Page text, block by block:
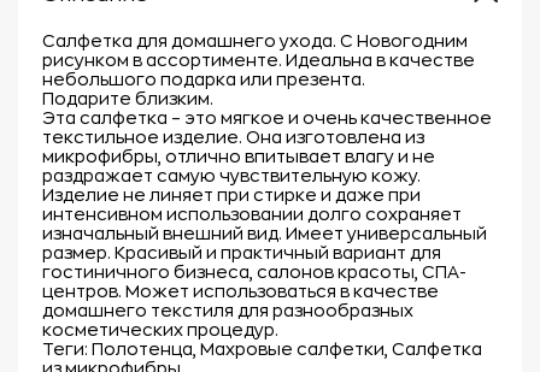
Салфетка для домашнего ухода. С Новогодним
рисунком в ассортименте. Идеальна в качестве
небольшого подарка или презента.
Подарите близким.
Эта салфетка – это мягкое и очень качественное
текстильное изделие. Она изготовлена из
микрофибры, отлично впитывает влагу и не
раздражает самую чувствительную кожу.
Изделие не линяет при стирке и даже при
интенсивном использовании долго сохраняет
изначальный внешний вид. Имеет универсальный
размер. Красивый и практичный вариант для
гостиничного бизнеса, салонов красоты, СПА-
центров. Может использоваться в качестве
домашнего текстиля для разнообразных
косметических процедур.
Теги: Полотенца, Махровые салфетки, Салфетка
из микрофибры